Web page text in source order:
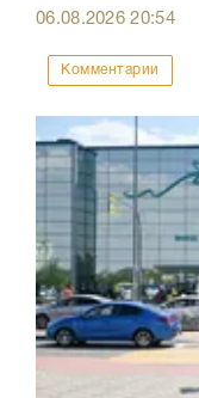
06.08.202620:54
Комментарии